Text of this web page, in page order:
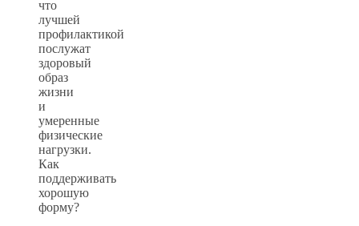
что
лучшей
профилактикой
послужат
здоровый
образ
жизни
и
умеренные
физические
нагрузки.
Как
поддерживать
хорошую
форму?